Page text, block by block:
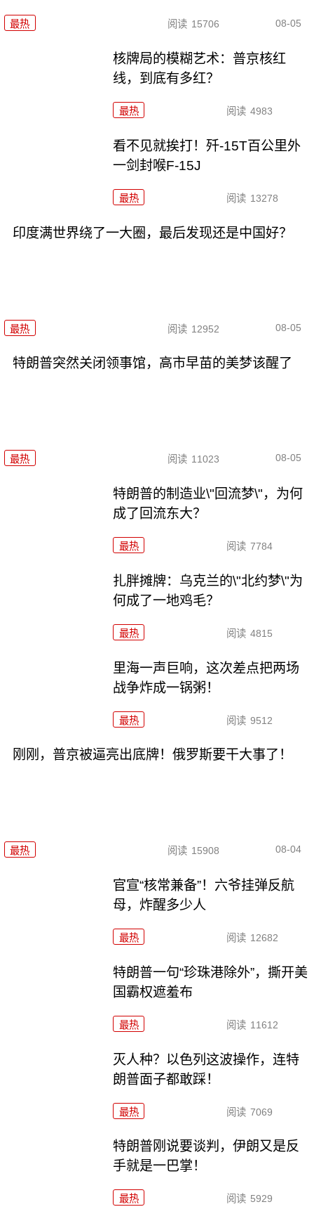
最热 阅读 15706 08-05
核牌局的模糊艺术：普京核红
线，到底有多红？
最热 阅读 4983
看不见就挨打！歼-15T百公里外
一剑封喉F-15J
最热 阅读 13278
印度满世界绕了一大圈，最后发现还是中国好？
最热 阅读 12952 08-05
特朗普突然关闭领事馆，高市早苗的美梦该醒了
最热 阅读 11023 08-05
特朗普的制造业\"回流梦\"，为何
成了回流东大？
最热 阅读 7784
扎胖摊牌：乌克兰的\"北约梦\"为
何成了一地鸡毛？
最热 阅读 4815
里海一声巨响，这次差点把两场
战争炸成一锅粥！
最热 阅读 9512
刚刚，普京被逼亮出底牌！俄罗斯要干大事了！
最热 阅读 15908 08-04
官宣“核常兼备”！六爷挂弹反航
母，炸醒多少人
最热 阅读 12682
特朗普一句“珍珠港除外”，撕开美
国霸权遮羞布
最热 阅读 11612
灭人种？以色列这波操作，连特
朗普面子都敢踩！
最热 阅读 7069
特朗普刚说要谈判，伊朗又是反
手就是一巴掌！
最热 阅读 5929